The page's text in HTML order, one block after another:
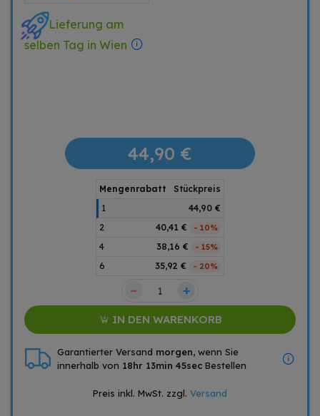
Lieferung am
selben Tag in Wien
44,90 €
Mengenrabatt
Stückpreis
1
44,90 €
2
40,41 € - 10%
4 38,16 € - 15%
6 35,92 € - 20%
– +
IN DEN WARENKORB
Garantierter Versand morgen, wenn Sie
innerhalb von 18hr 13min 45sec Bestellen
Preis inkl. MwSt. zzgl. Versand